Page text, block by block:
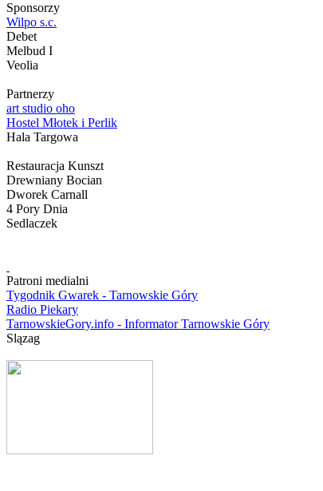
Sponsorzy
Wilpo s.c.
Debet
Melbud I
Veolia
Partnerzy
art studio oho
Hostel Młotek i Perlik
Hala Targowa
Restauracja Kunszt
Drewniany Bocian
Dworek Carnall
4 Pory Dnia
Sedlaczek
Patroni medialni
Tygodnik Gwarek - Tarnowskie Góry
Radio Piekary
TarnowskieGory.info - Informator Tarnowskie Góry
Slązag